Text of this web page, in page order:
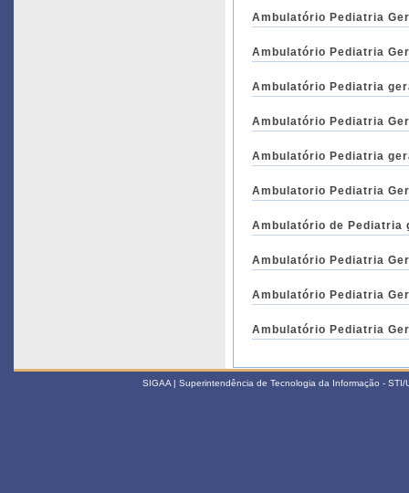
Ambulatório Pediatria
Ambulatório Pediatria
Ambulatório Pediatria
Ambulatório Pediatria
Ambulatório Pediatria
Ambulatorio Pediatria
Ambulatório de Pediatria
Ambulatório Pediatria
Ambulatório Pediatria
Ambulatório Pediatria
SIGAA | Superintendência de Tecnologia da Informação -